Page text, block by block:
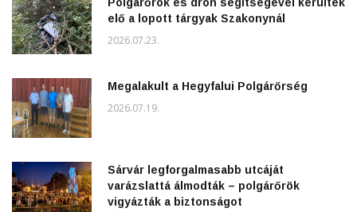
Polgárőrök és drón segítségével kerültek
elő a lopott tárgyak Szakonynál
2026.07.23.
Megalakult a Hegyfalui Polgárőrség
2026.07.19.
Sárvár legforgalmasabb utcáját
varázslattá álmodták – polgárőrök
vigyázták a biztonságot